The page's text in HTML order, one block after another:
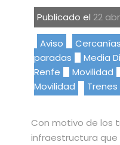
Publicado el 22
Aviso Cercanías
paradas
Media
Renfe
Movilidad
Movilidad
Trenes
Con motivo de los
infraestructura que